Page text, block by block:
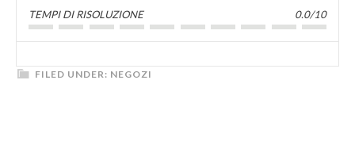
TEMPI DI RISOLUZIONE 0.0/10
FILED UNDER: NEGOZI